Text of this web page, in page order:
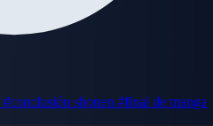
#conclusión shonen #final de manga